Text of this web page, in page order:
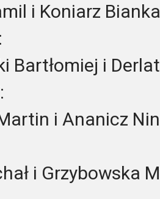
i Koniarz Bianka
Bartłomiej i
i Ananicz
i Grzybowska